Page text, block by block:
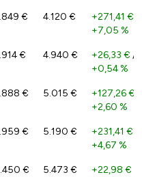
€ 4.120 € +271,41 €
+7,05 %
€ 4.940 € +26,33 € /
+0,54 %
€ 5.015 € +127,26 €
+2,60 %
€ 5.190 € +231,41 €
+4,67 %
€ 5.473 € +22,98 €